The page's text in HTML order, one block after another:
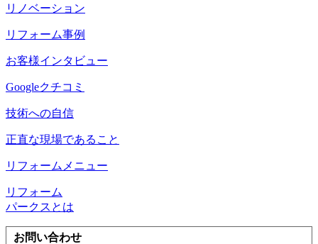
リノベーション
リフォーム事例
お客様インタビュー
Googleクチコミ
技術への自信
正直な現場であること
リフォームメニュー
リフォーム
パークスとは
お問い合わせ